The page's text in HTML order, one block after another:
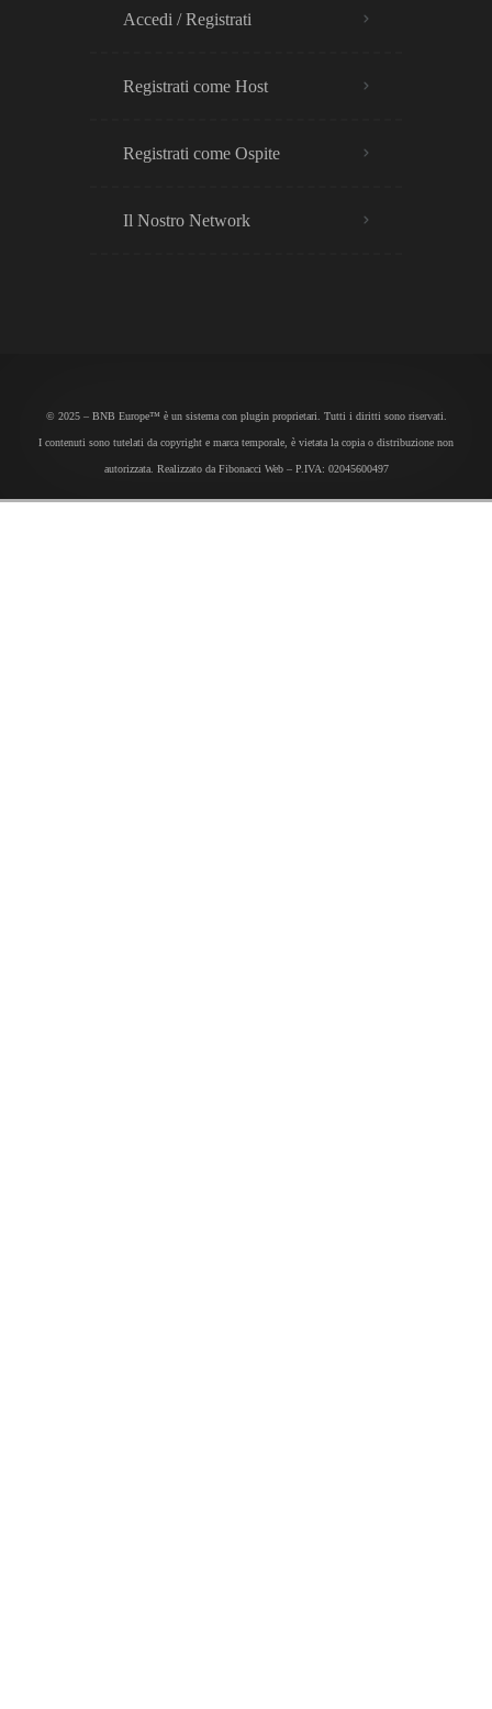
Accedi / Registrati
Registrati come Host
Registrati come Ospite
Il Nostro Network
© 2025 – BNB Europe™ è un sistema con plugin proprietari. Tutti i diritti sono riservati.
I contenuti sono tutelati da copyright e marca temporale, è vietata la copia o distribuzione non
autorizzata. Realizzato da Fibonacci Web– P.IVA: 02045600497